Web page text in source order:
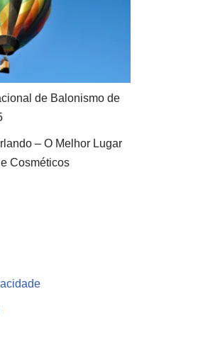
de Balonismo de
– O Melhor Lugar
Cosméticos